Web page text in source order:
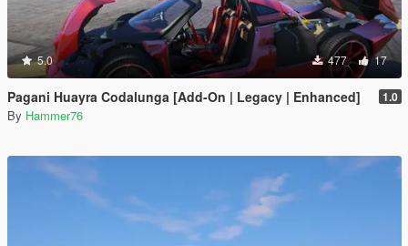
5.0 477 17
Pagani Huayra Codalunga [Add-On | Legacy | Enhanced] 1.0
By Hammer76